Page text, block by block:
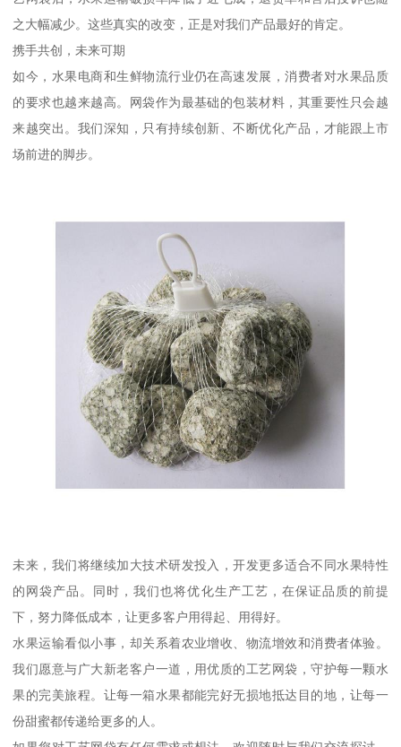
之大幅减少。这些真实的改变，正是对我们产品最好的肯定。
携手共创，未来可期
如今，水果电商和生鲜物流行业仍在高速发展，消费者对水果品质
的要求也越来越高。网袋作为最基础的包装材料，其重要性只会越
来越突出。我们深知，只有持续创新、不断优化产品，才能跟上市
场前进的脚步。
未来，我们将继续加大技术研发投入，开发更多适合不同水果特性
的网袋产品。同时，我们也将优化生产工艺，在保证品质的前提
下，努力降低成本，让更多客户用得起、用得好。
水果运输看似小事，却关系着农业增收、物流增效和消费者体验。
我们愿意与广大新老客户一道，用优质的工艺网袋，守护每一颗水
果的完美旅程。让每一箱水果都能完好无损地抵达目的地，让每一
份甜蜜都传递给更多的人。